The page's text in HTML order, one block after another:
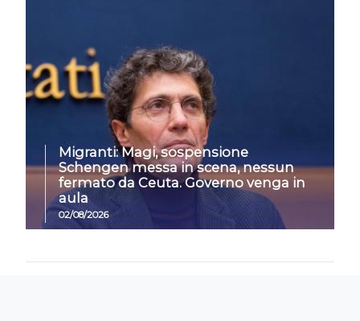
Migranti: Magi, sospensione
Schengen messa in scena, nessun
fermato da Ceuta. Governo venga in
aula
02/08/2026